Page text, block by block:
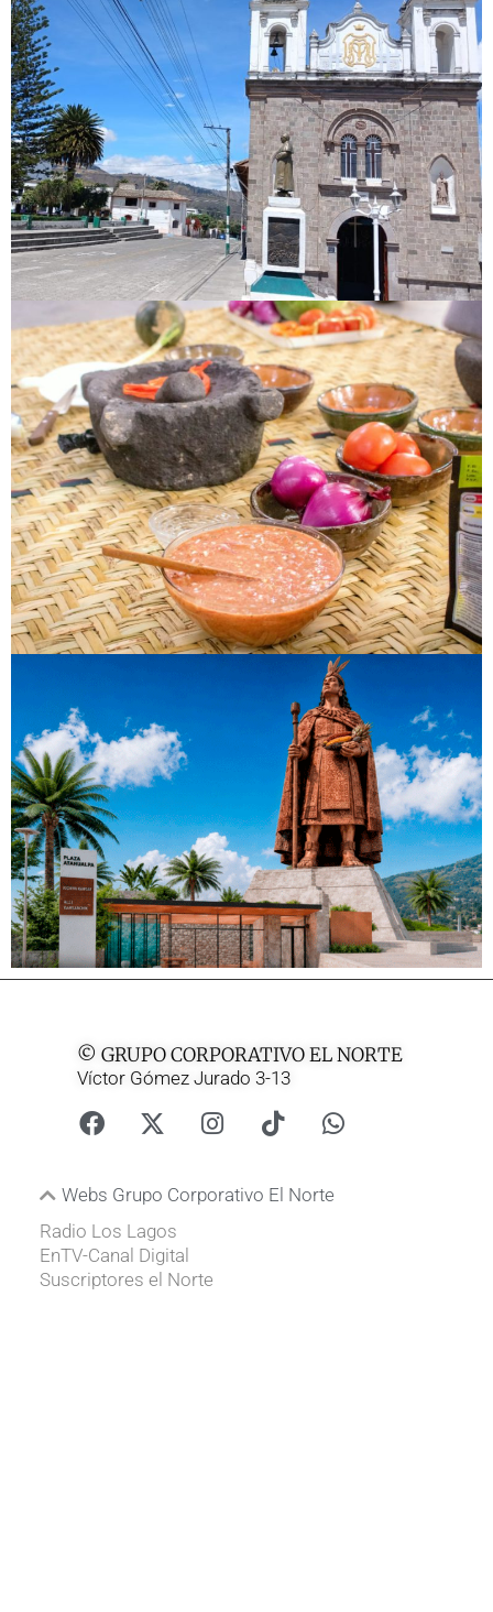
© GRUPO CORPORATIVO EL NORTE
Víctor Gómez Jurado 3-13
Webs Grupo Corporativo El Norte
Radio Los Lagos
EnTV-Canal Digital
Suscriptores el Norte